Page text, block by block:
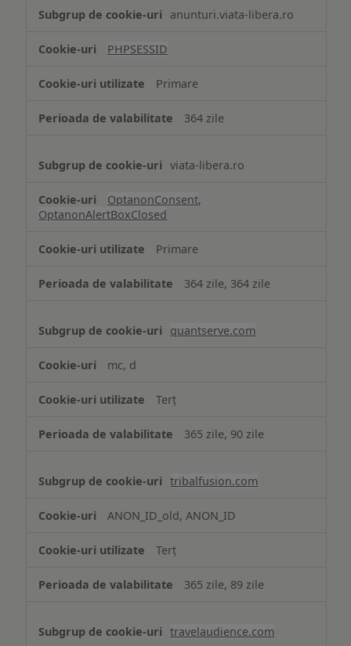
de
Cookie
necesare
anunturi.viata-libera.ro
PHPSESSID
Primare
364 zile
viata-libera.ro
OptanonConsent,
OptanonAlertBoxClosed
Primare
364 zile, 364 zile
quantserve.com
mc, d
Terț
365 zile, 90 zile
tribalfusion.com
ANON_ID_old, ANON_ID
Terț
365 zile, 89 zile
travelaudience.com